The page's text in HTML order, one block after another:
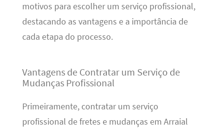
motivos para escolher um serviço profissional,
destacando as vantagens e a importância de
cada etapa do processo.
Vantagens de Contratar um Serviço de
Mudanças Profissional
Primeiramente, contratar um serviço
profissional de fretes e mudanças em Arraial